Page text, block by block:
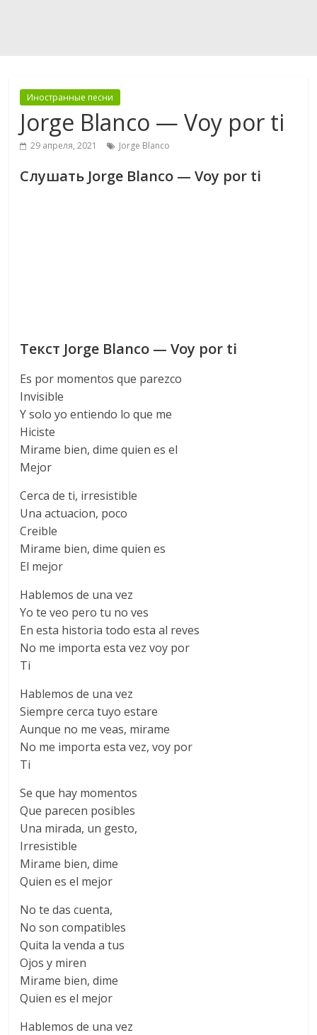
Иностранные песни
Jorge Blanco — Voy por ti
29 апреля, 2021 Jorge Blanco
Слушать Jorge Blanco — Voy por ti
Текст Jorge Blanco — Voy por ti
Es por momentos que parezco
Invisible
Y solo yo entiendo lo que me
Hiciste
Mirame bien, dime quien es el
Mejor
Cerca de ti, irresistible
Una actuacion, poco
Creible
Mirame bien, dime quien es
El mejor
Hablemos de una vez
Yo te veo pero tu no ves
En esta historia todo esta al reves
No me importa esta vez voy por
Ti
Hablemos de una vez
Siempre cerca tuyo estare
Aunque no me veas, mirame
No me importa esta vez, voy por
Ti
Se que hay momentos
Que parecen posibles
Una mirada, un gesto,
Irresistible
Mirame bien, dime
Quien es el mejor
No te das cuenta,
No son compatibles
Quita la venda a tus
Ojos y miren
Mirame bien, dime
Quien es el mejor
Hablemos de una vez